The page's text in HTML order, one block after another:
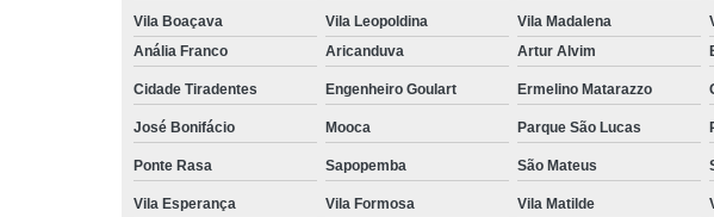
Vila Boaçava Vila Leopoldina Vila Madalena
Anália Franco
Aricanduva Artur Alvim
Cidade Tiradentes Engenheiro Goulart Ermelino Matarazzo
José Bonifácio Mooca Parque São Lucas
Ponte Rasa Sapopemba São Mateus
Vila Esperança Vila Formosa Vila Matilde